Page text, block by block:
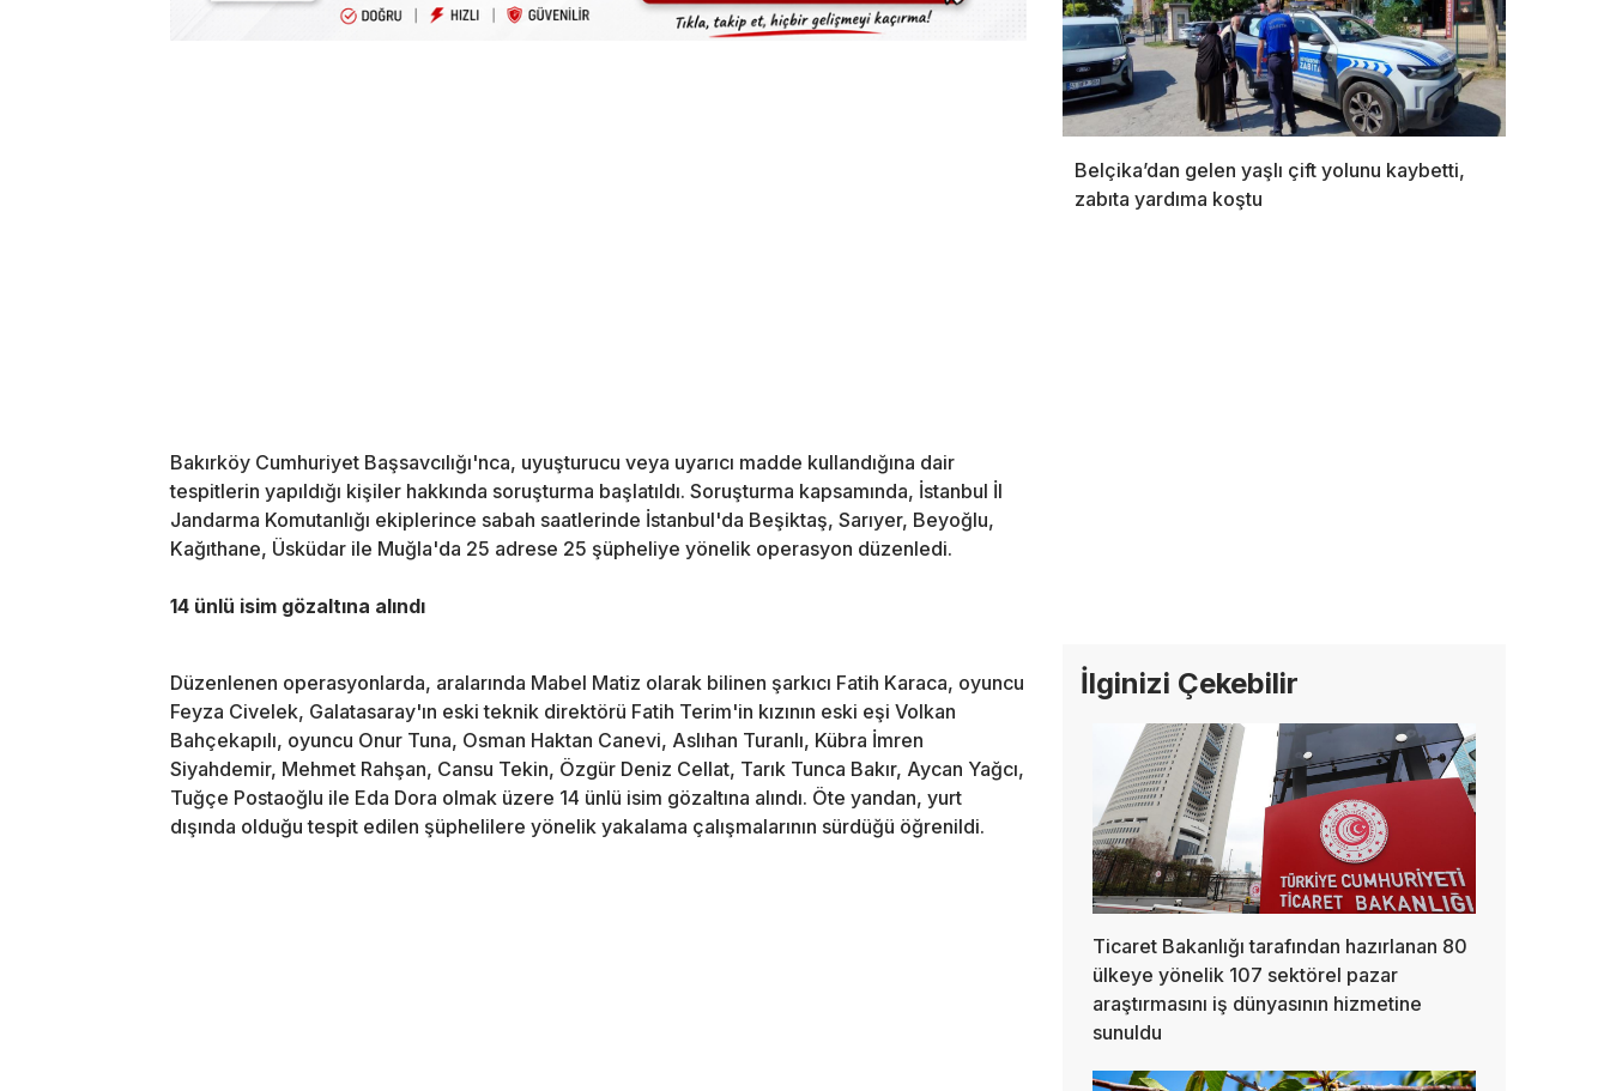
Bakırköy Cumhuriyet Başsavcılığı'nca, uyuşturucu veya uyarıcı madde kullandığına dair
tespitlerin yapıldığı kişiler hakkında soruşturma başlatıldı. Soruşturma kapsamında, İstanbul İl
Jandarma Komutanlığı ekiplerince sabah saatlerinde İstanbul'da Beşiktaş, Sarıyer, Beyoğlu,
Kağıthane, Üsküdar ile Muğla'da 25 adrese 25 şüpheliye yönelik operasyon düzenledi.
14 ünlü isim gözaltına alındı
Düzenlenen operasyonlarda, aralarında Mabel Matiz olarak bilinen şarkıcı Fatih Karaca, oyuncu
Feyza Civelek, Galatasaray'ın eski teknik direktörü Fatih Terim'in kızının eski eşi Volkan
Bahçekapılı, oyuncu Onur Tuna, Osman Haktan Canevi, Aslıhan Turanlı, Kübra İmren
Siyahdemir, Mehmet Rahşan, Cansu Tekin, Özgür Deniz Cellat, Tarık Tunca Bakır, Aycan Yağcı,
Tuğçe Postaoğlu ile Eda Dora olmak üzere 14 ünlü isim gözaltına alındı. Öte yandan, yurt
dışında olduğu tespit edilen şüphelilere yönelik yakalama çalışmalarının sürdüğü öğrenildi.
Belçika’dan gelen yaşlı çift yolunu kaybetti,
zabıta yardıma koştu
İlginizi Çekebilir
Ticaret Bakanlığı tarafından hazırlanan 80
ülkeye yönelik 107 sektörel pazar
araştırmasını iş dünyasının hizmetine
sunuldu